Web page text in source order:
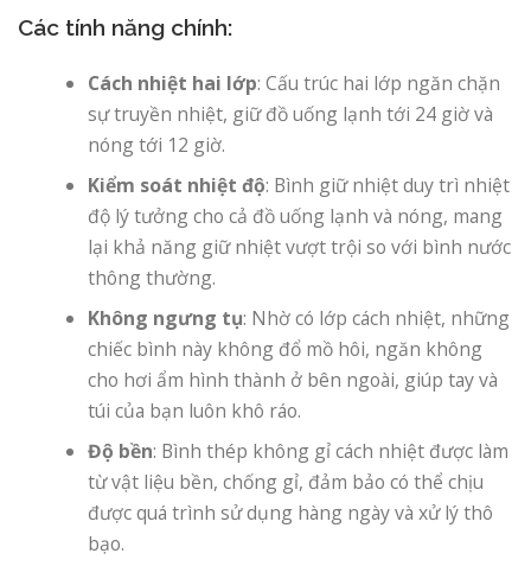
Các tính năng chính:
Cách nhiệt hai lớp: Cấu trúc hai lớp ngăn chặn
sự truyền nhiệt, giữ đồ uống lạnh tới 24 giờ và
nóng tới 12 giờ.
Kiểm soát nhiệt độ: Bình giữ nhiệt duy trì nhiệt
độ lý tưởng cho cả đồ uống lạnh và nóng, mang
lại khả năng giữ nhiệt vượt trội so với bình nước
thông thường.
Không ngưng tụ: Nhờ có lớp cách nhiệt, những
chiếc bình này không đổ mồ hôi, ngăn không
cho hơi ẩm hình thành ở bên ngoài, giúp tay và
túi của bạn luôn khô ráo.
Độ bền: Bình thép không gỉ cách nhiệt được làm
từ vật liệu bền, chống gỉ, đảm bảo có thể chịu
được quá trình sử dụng hàng ngày và xử lý thô
bạo.